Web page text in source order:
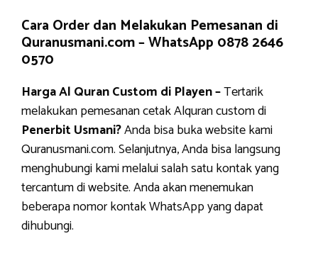
Cara Order dan Melakukan Pemesanan di
Quranusmani.com –WhatsApp 0878 2646
0570
Harga Al Quran Custom di Playen –Tertarik
melakukan pemesanan cetak Alquran custom di
Penerbit Usmani?Anda bisa buka website kami
Quranusmani.com. Selanjutnya, Anda bisa langsung
menghubungi kami melalui salah satu kontak yang
tercantum di website. Anda akan menemukan
beberapa nomor kontak WhatsApp yang dapat
dihubungi.